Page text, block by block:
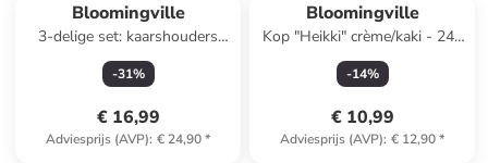
Bloomingville
3-delige set: kaarshouders
bruin/lichtbruin/mosterdgeel -
(B)19 x (H)7 x (D)6cm
-31%
€ 16,99
Adviesprijs (AVP): € 24,90*
Bloomingville
Kop "Heikki" crème/kaki - 240
ml
-14%
€ 10,99
Adviesprijs (AVP): € 12,90*